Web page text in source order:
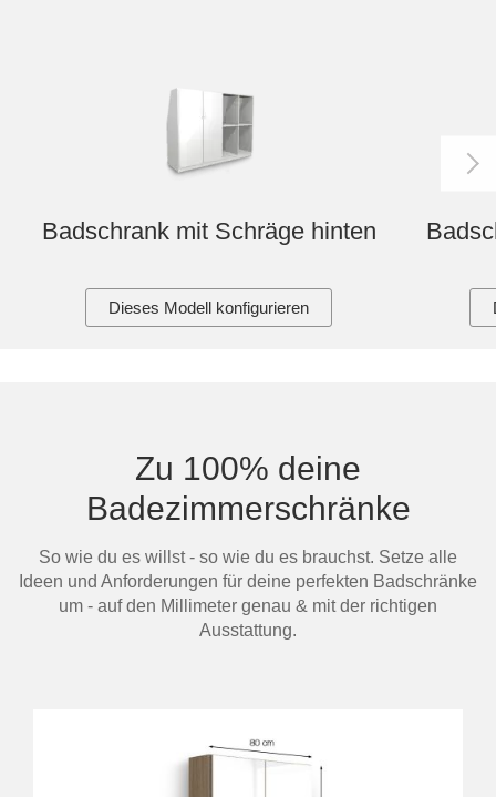
Badschrank mit Schräge hinten
Dieses Modell konfigurieren
Zu 100% deine
Badezimmerschränke
So wie du es willst - so wie du es brauchst. Setze alle
Ideen und Anforderungen für deine perfekten Badschränke
um - auf den Millimeter genau & mit der richtigen
Ausstattung.